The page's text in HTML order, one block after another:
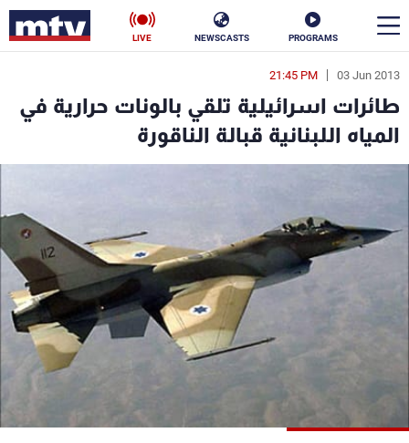
PROGRAMS
NEWSCASTS
LIVE
03 Jun 2013
21:45 PM
طائرات اسرائيلية تلقي بالونات حرارية في
المياه اللبنانية قبالة الناقورة
en
الأخبار
سياسة ناس
منوعات رياضة
كأس العالم
شاهد البرامج